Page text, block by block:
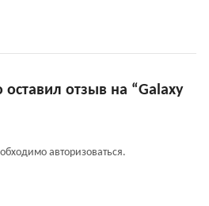
отзыв на “Galaxy
авторизоваться.